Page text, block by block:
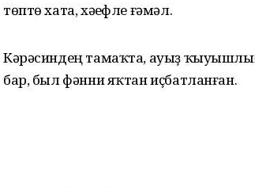
төптө хата, хәүефле ғәмәл.
Кәрәсиндең тамаҡта, ауыҙ
бар, был фәнни яҡтан иҫбатланған.